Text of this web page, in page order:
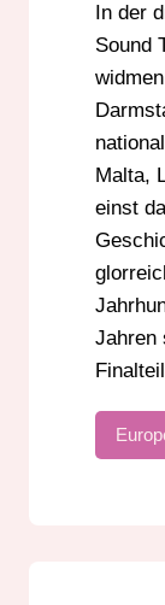
In der
Sound
Malta,
einst
Jahren